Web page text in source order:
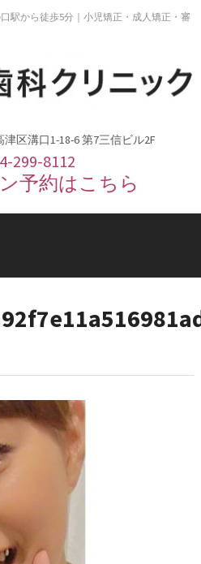
駅から徒歩5分｜小児矯正・成人矯正・審
津区溝口1-18-6 第7三信ビル2F
299-8112
予約はこちら